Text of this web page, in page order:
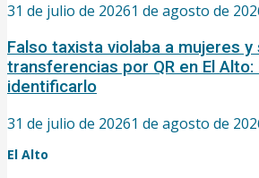
31 de julio de 20261 de agosto de
Falso taxista violaba a mujeres y
transferencias por QR en El
identificarlo
31 de julio de 20261 de agosto de
El Alto